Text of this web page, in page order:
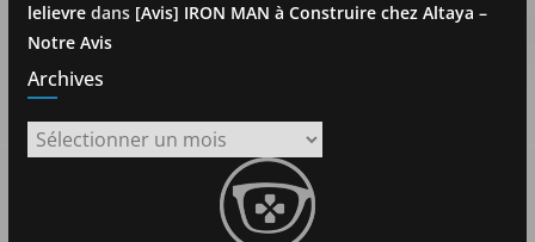
lelievredans [Avis] IRON MAN à Construire chez Altaya –
Notre Avis
Archives
Archives